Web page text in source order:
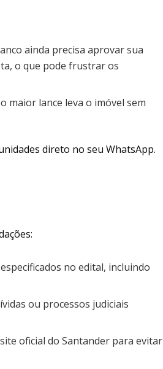
ainda precisa aprovar sua
o que pode frustrar os
maior lance leva o imóvel sem
direto no seu WhatsApp.
no edital, incluindo
ou processos judiciais
oficial do Santander para evitar